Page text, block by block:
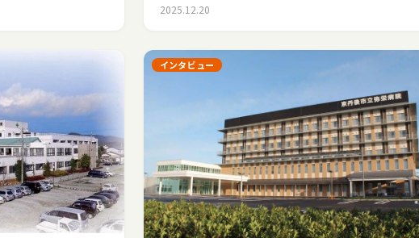
2025.12.20
インタビュー